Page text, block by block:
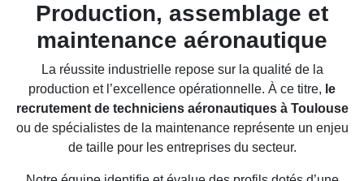
Production, assemblage et
maintenance aéronautique
La réussite industrielle repose sur la qualité de la
production et l’excellence opérationnelle. À ce titre, le
recrutement de techniciens aéronautiques à Toulouse
ou de spécialistes de la maintenance représente un enjeu
de taille pour les entreprises du secteur.